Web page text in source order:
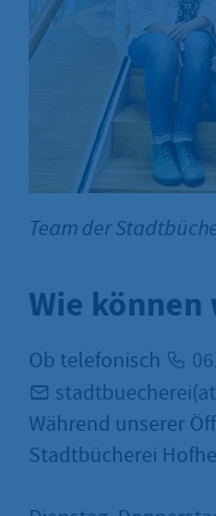
Team der
Wie
Ob telefonisch
Während unserer
Stadtbücherei